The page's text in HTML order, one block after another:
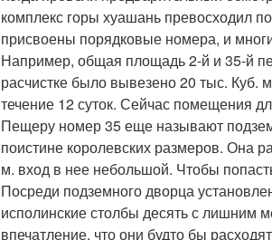
комплекс горы хуашань превосходил
присвоены порядковые номера, и
Например, общая площадь 2-й и 35-й
расчистке было вывезено 20 тыс. Куб.
течение 12 суток. Сейчас помещения
Пещеру номер 35 еще называют
поистине королевских размеров. Она
м. вход в нее небольшой. Чтобы
Посреди подземного дворца
исполинские столбы десять с лишним
впечатление, что они будто бы